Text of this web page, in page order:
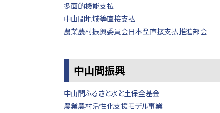
多面的機能支払
中山間地域等直接支払
農業農村振興委員会日本型直接支払推進部会
中山間振興
中山間ふるさと水と土保全基金
農業農村活性化支援モデル事業